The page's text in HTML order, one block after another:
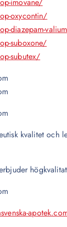
oxycontin/
diazepam-
suboxone/
subutex/
kvalitet och